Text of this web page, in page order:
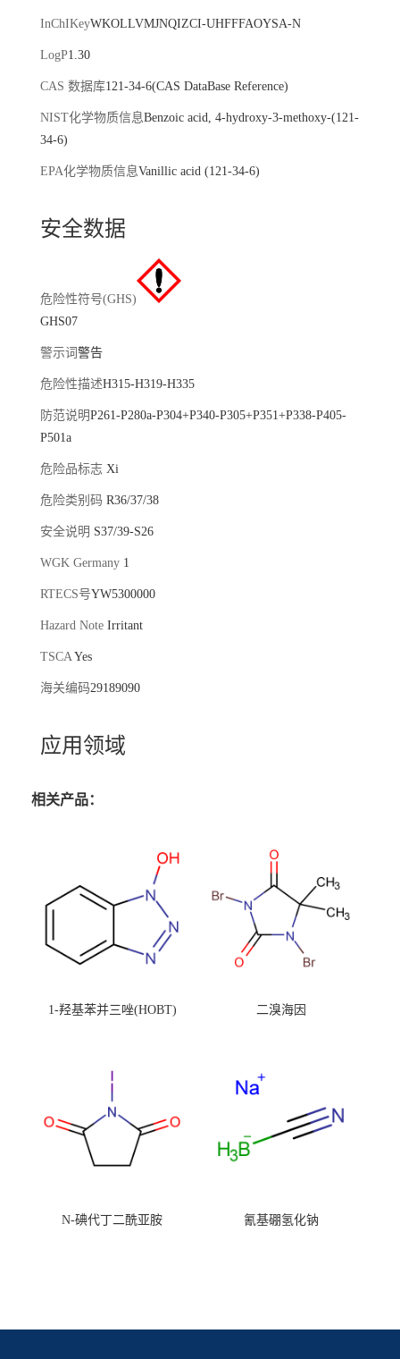
InChIKeyWKOLLVMJNQIZCI-UHFFFAOYSA-N
LogP1.30
CAS 数据库121-34-6(CAS DataBase Reference)
NIST化学物质信息Benzoic acid, 4-hydroxy-3-methoxy-(121-
34-6)
EPA化学物质信息Vanillic acid (121-34-6)
安全数据
危险性符号(GHS)
GHS07
警示词警告
危险性描述H315-H319-H335
防范说明P261-P280a-P304+P340-P305+P351+P338-P405-
P501a
危险品标志 Xi
危险类别码 R36/37/38
安全说明 S37/39-S26
WGK Germany 1
RTECS号YW5300000
Hazard Note Irritant
TSCA Yes
海关编码29189090
应用领域
相关产品：
1-羟基苯并三唑(HOBT) 二溴海因
N-碘代丁二酰亚胺 氰基硼氢化钠